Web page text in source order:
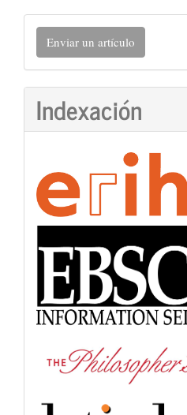
Enviar
un
artículo
Enviar un artículo
Indexación